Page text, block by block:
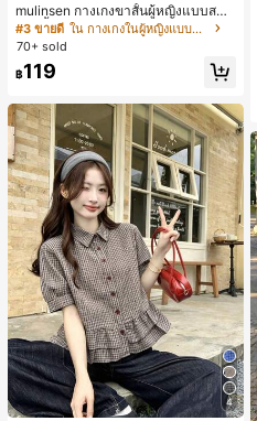
mulinsen กางเกงขาสั้นผู้หญิงแบบสบา
ยๆ สีพื้น หลวม อเนกประสงค์ กางเกงขา
สั้นกีฬา 2-In-1 สำหรับวิ่ง ฟิตเนส และก
ารฝึกซ้อมกีฬาในฤดูร้อน
#3 ขายดี
ใน กางเกงในผู้หญิงแบบแอคทีฟ
70+ sold
฿119
4